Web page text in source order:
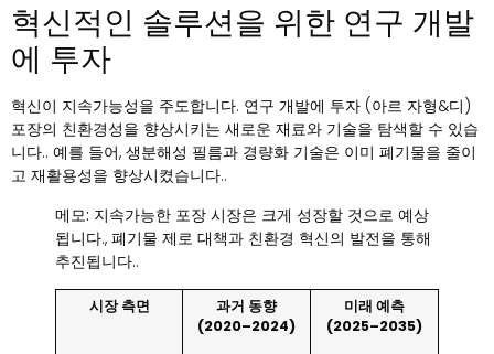
혁신적인 솔루션을 위한 연구 개발
에 투자
혁신이 지속가능성을 주도합니다. 연구 개발에 투자 (아르 자형&디)
포장의 친환경성을 향상시키는 새로운 재료와 기술을 탐색할 수 있습
니다.. 예를 들어, 생분해성 필름과 경량화 기술은 이미 폐기물을 줄이
고 재활용성을 향상시켰습니다..
메모: 지속가능한 포장 시장은 크게 성장할 것으로 예상
됩니다., 폐기물 제로 대책과 친환경 혁신의 발전을 통해
추진됩니다..
시장 측면
과거 동향
(2020–2024)
미래 예측
(2025–2035)